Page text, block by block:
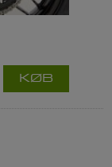
KØB